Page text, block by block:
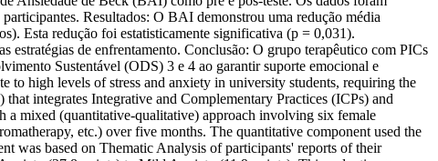
Resultados: O BAI demonstrou uma redução média
Esta redução foi estatisticamente significativa (p = 0,031).
estratégias de enfrentamento. Conclusão: O grupo terapêutico com PICs
Sustentável (ODS) 3 e 4 ao garantir suporte emocional e
to high levels of stress and anxiety in university students, requiring the
integrates Integrative and Complementary Practices (ICPs) and
mixed (quantitative-qualitative) approach involving six female
etc.) over five months. The quantitative component used the
was based on Thematic Analysis of participants' reports of their